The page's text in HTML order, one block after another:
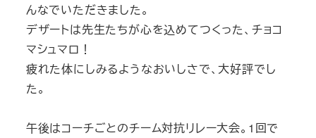
んなでいただきました。
デザートは先生たちが心を込めてつくった、チョコ
マシュマロ！
疲れた体にしみるようなおいしさで、大好評でし
た。
午後はコーチごとのチーム対抗リレー大会。1回で